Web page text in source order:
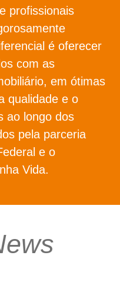
profissionais
é oferecer
com as
em ótimas
qualidade e o
ao longo dos
pela parceria
e o
Vida.